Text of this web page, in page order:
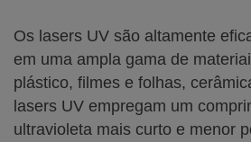
Os lasers UV são altamente
em uma ampla gama de
plástico, filmes e folhas,
lasers UV empregam um
ultravioleta mais curto e menor